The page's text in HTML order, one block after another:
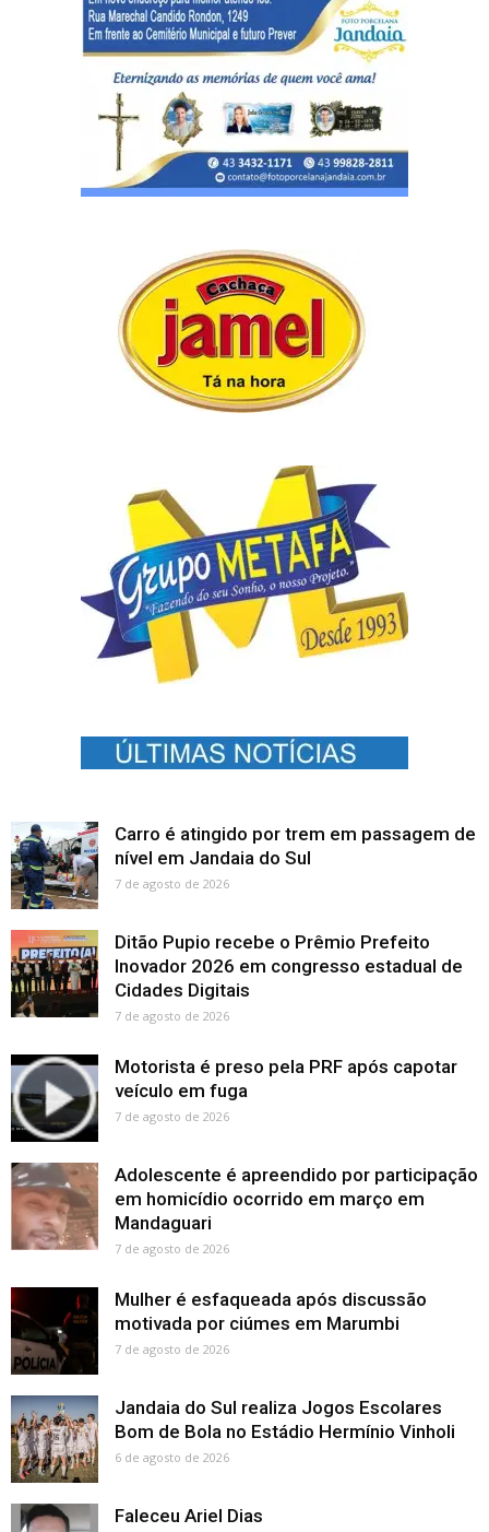
Carro é atingido por trem em passagem de
nível em Jandaia do Sul
7 de agosto de 2026
Ditão Pupio recebe o Prêmio Prefeito
Inovador 2026 em congresso estadual de
Cidades Digitais
7 de agosto de 2026
Motorista é preso pela PRF após capotar
veículo em fuga
7 de agosto de 2026
Adolescente é apreendido por participação
em homicídio ocorrido em março em
Mandaguari
7 de agosto de 2026
Mulher é esfaqueada após discussão
motivada por ciúmes em Marumbi
7 de agosto de 2026
Jandaia do Sul realiza Jogos Escolares
Bom de Bola no Estádio Hermínio Vinholi
6 de agosto de 2026
Faleceu Ariel Dias